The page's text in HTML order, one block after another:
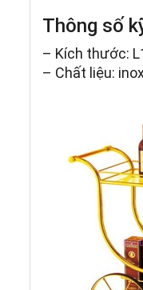
Thông số
– Kích thước:
– Chất liệu: